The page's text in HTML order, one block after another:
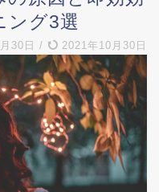
ング3選
30日 / 2021年10月30日